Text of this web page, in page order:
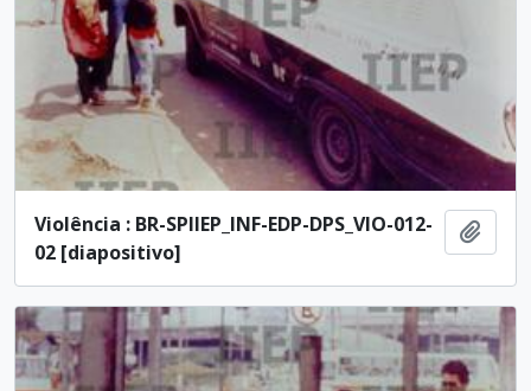
Violência : BR-SPIIEP_INF-EDP-DPS_VIO-012-
02 [diapositivo]